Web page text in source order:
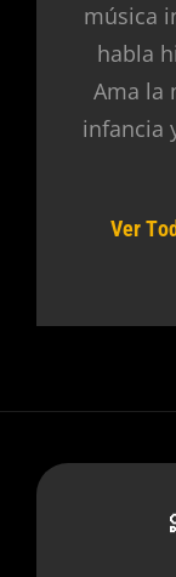
música
habla
Ama la
infancia
Ver